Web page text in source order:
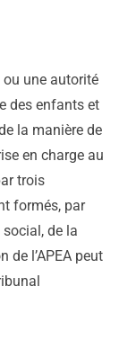
ou une autorité
des enfants et
la manière de
en charge au
trois
formés, par
de la
de l’APEA peut